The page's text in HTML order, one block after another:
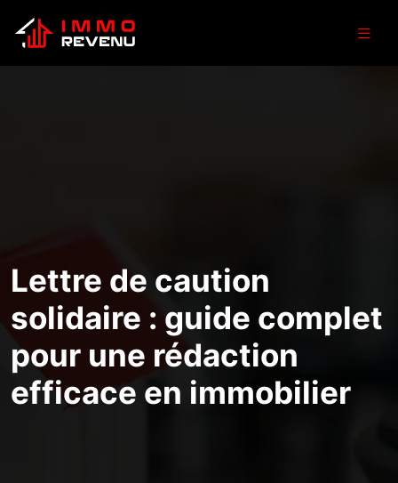
Lettre de caution
solidaire : guide complet
pour une rédaction
efficace en immobilier